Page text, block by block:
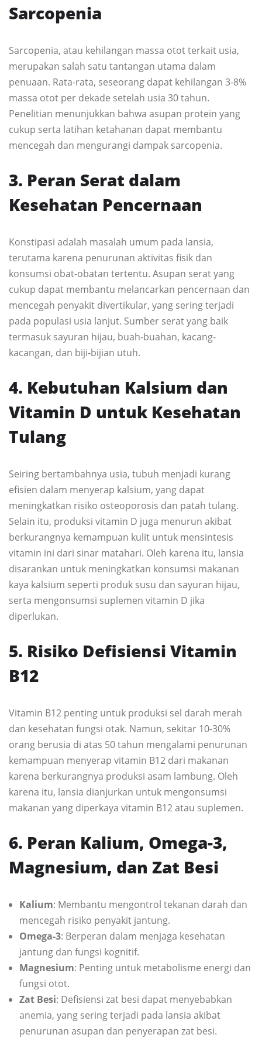
Sarcopenia
Sarcopenia, atau kehilangan massa otot terkait usia,
merupakan salah satu tantangan utama dalam
penuaan. Rata-rata, seseorang dapat kehilangan 3-8%
massa otot per dekade setelah usia 30 tahun.
Penelitian menunjukkan bahwa asupan protein yang
cukup serta latihan ketahanan dapat membantu
mencegah dan mengurangi dampak sarcopenia.
3. Peran Serat dalam
Kesehatan Pencernaan
Konstipasi adalah masalah umum pada lansia,
terutama karena penurunan aktivitas fisik dan
konsumsi obat-obatan tertentu. Asupan serat yang
cukup dapat membantu melancarkan pencernaan dan
mencegah penyakit divertikular, yang sering terjadi
pada populasi usia lanjut. Sumber serat yang baik
termasuk sayuran hijau, buah-buahan, kacang-
kacangan, dan biji-bijian utuh.
4. Kebutuhan Kalsium dan
Vitamin D untuk Kesehatan
Tulang
Seiring bertambahnya usia, tubuh menjadi kurang
efisien dalam menyerap kalsium, yang dapat
meningkatkan risiko osteoporosis dan patah tulang.
Selain itu, produksi vitamin D juga menurun akibat
berkurangnya kemampuan kulit untuk mensintesis
vitamin ini dari sinar matahari. Oleh karena itu, lansia
disarankan untuk meningkatkan konsumsi makanan
kaya kalsium seperti produk susu dan sayuran hijau,
serta mengonsumsi suplemen vitamin D jika
diperlukan.
5. Risiko Defisiensi Vitamin
B12
Vitamin B12 penting untuk produksi sel darah merah
dan kesehatan fungsi otak. Namun, sekitar 10-30%
orang berusia di atas 50 tahun mengalami penurunan
kemampuan menyerap vitamin B12 dari makanan
karena berkurangnya produksi asam lambung. Oleh
karena itu, lansia dianjurkan untuk mengonsumsi
makanan yang diperkaya vitamin B12 atau suplemen.
6. Peran Kalium, Omega-3,
Magnesium, dan Zat Besi
Kalium: Membantu mengontrol tekanan darah dan
mencegah risiko penyakit jantung.
Omega-3: Berperan dalam menjaga kesehatan
jantung dan fungsi kognitif.
Magnesium: Penting untuk metabolisme energi dan
fungsi otot.
Zat Besi: Defisiensi zat besi dapat menyebabkan
anemia, yang sering terjadi pada lansia akibat
penurunan asupan dan penyerapan zat besi.